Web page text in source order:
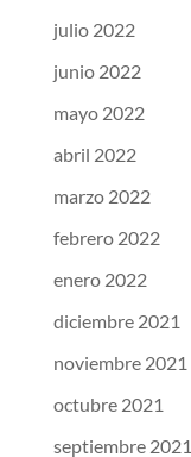
julio 2022
junio 2022
mayo 2022
abril 2022
marzo 2022
febrero 2022
enero 2022
diciembre 2021
noviembre 2021
octubre 2021
septiembre 2021